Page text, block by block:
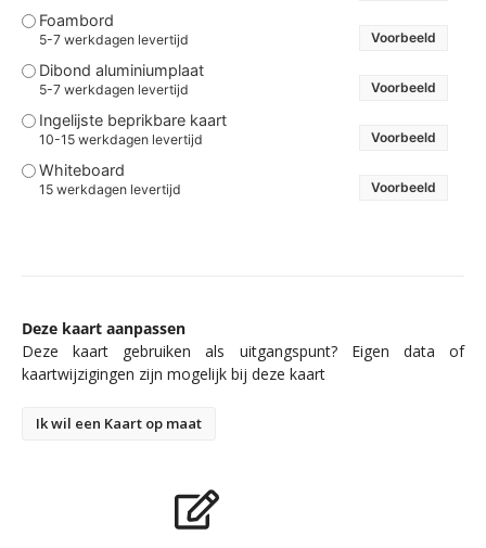
Foambord
5-7 werkdagen levertijd Voorbeeld
Dibond aluminiumplaat
5-7 werkdagen levertijd Voorbeeld
Ingelijste beprikbare kaart
10-15 werkdagen levertijd Voorbeeld
Whiteboard
15 werkdagen levertijd Voorbeeld
Deze kaart aanpassen
Deze kaart gebruiken als uitgangspunt? Eigen data of
kaartwijzigingen zijn mogelijk bij deze kaart
Ik wil een Kaart op maat